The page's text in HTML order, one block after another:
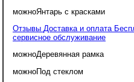
можноЯнтарь с красками
Отзывы Доставка и оплата
сервисное обслуживание
можноДеревянная рамка
можноПод стеклом